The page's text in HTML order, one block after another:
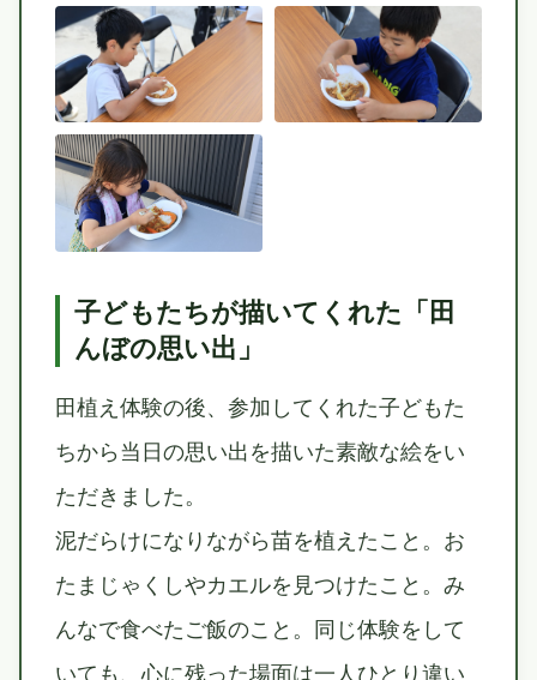
子どもたちが描いてくれた「田
んぼの思い出」
田植え体験の後、参加してくれた子どもた
ちから当日の思い出を描いた素敵な絵をい
ただきました。
泥だらけになりながら苗を植えたこと。お
たまじゃくしやカエルを見つけたこと。み
んなで食べたご飯のこと。同じ体験をして
いても、心に残った場面は一人ひとり違い